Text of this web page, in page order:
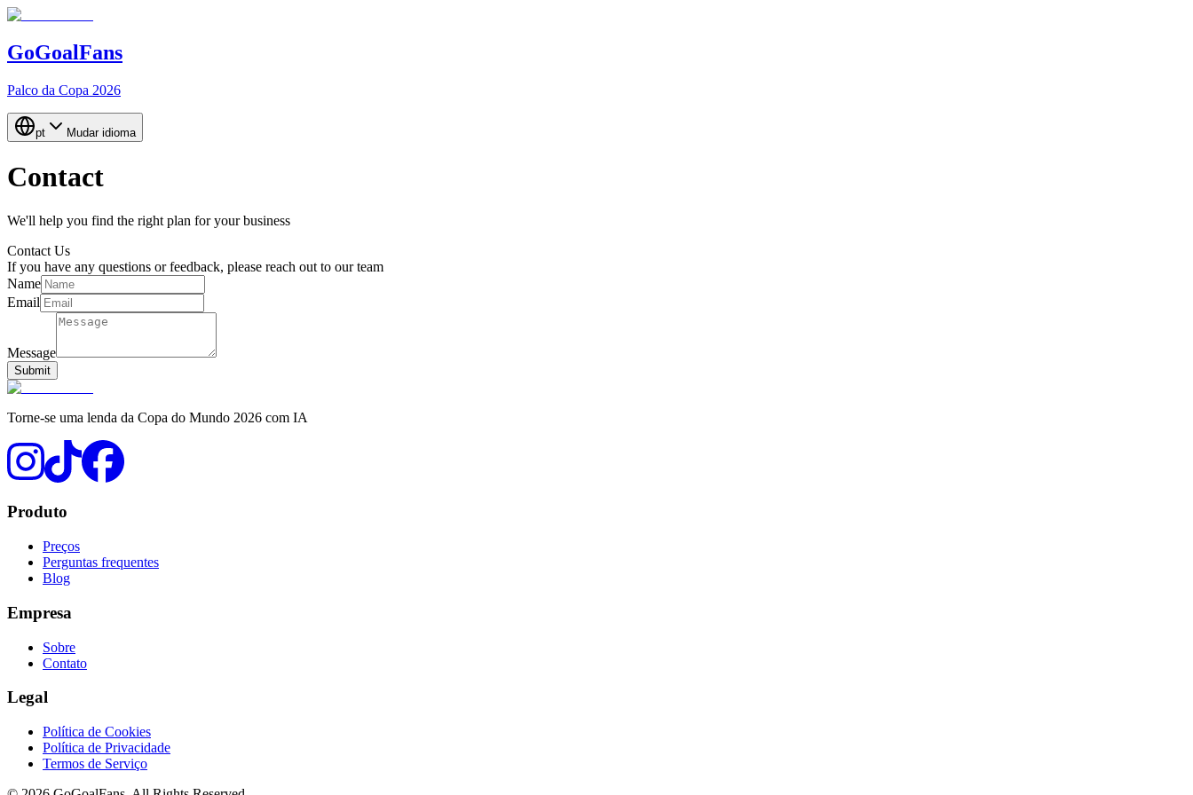
GoGoalFans
Palco da Copa 2026
pt Mudar idioma
Contact
We'll help you find the right plan for your business
Contact Us
If you have any questions or feedback, please reach out to our team
Name
Email
Message
Submit
Torne-se uma lenda da Copa do Mundo 2026 com IA
Produto
Preços
Perguntas frequentes
Blog
Empresa
Sobre
Contato
Legal
Política de Cookies
Política de Privacidade
Termos de Serviço